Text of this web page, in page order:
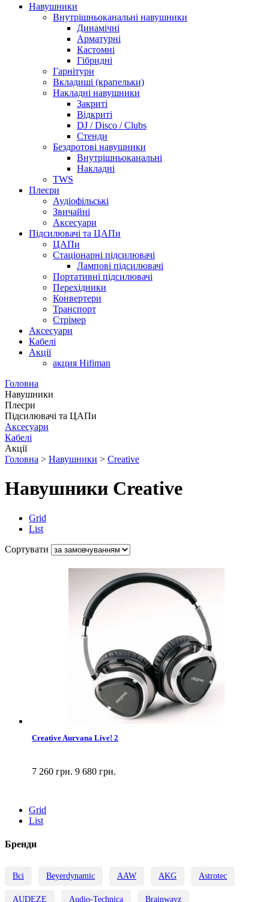
Навушники
Внутрішньоканальні навушники
Динамічні
Арматурні
Кастомні
Гібридні
Гарнітури
Вкладиші (крапельки)
Накладні навушники
Закриті
Відкриті
DJ / Disco / Clubs
Стенди
Бездротові навушники
Внутрішньоканальні
Накладні
TWS
Плеєри
Аудіофільські
Звичайні
Аксесуари
Підсилювачі та ЦАПи
ЦАПи
Стаціонарні підсилювачі
Лампові підсилювачі
Портативні підсилювачі
Перехідники
Конвертери
Транспорт
Стрімер
Аксесуари
Кабелі
Акції
акция Hifiman
Головна
Навушники
Плеєри
Підсилювачі та ЦАПи
Аксесуари
Кабелі
Акції
Головна > Навушники > Creative
Навушники Creative
Grid
List
Сортувати
Creative Aurvana Live! 2
7 260 грн. 9 680 грн.
Grid
List
Бренди
Всі Beyerdynamic AAW AKG Astrotec
AUDEZE Audio-Technica Brainwavz